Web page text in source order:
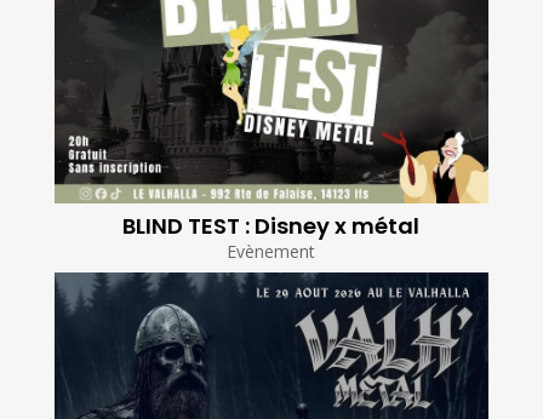
BLIND TEST : Disney x métal
Evènement